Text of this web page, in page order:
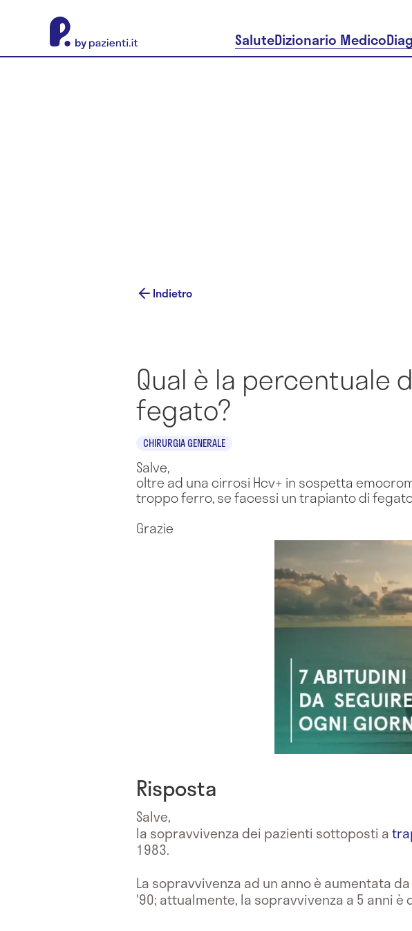
SaluteDizionario Medico
Indietro
Qual è la percentuale
fegato?
CHIRURGIA GENERALE
Salve,
oltre ad una cirrosi Hcv+ in sospetta
troppo ferro, se facessi un trapianto di
Grazie
Risposta
Salve,
la sopravvivenza dei pazienti sottoposti a
1983.
La sopravvivenza ad un anno è aumentata
'90; attualmente, la sopravvivenza a 5 anni è